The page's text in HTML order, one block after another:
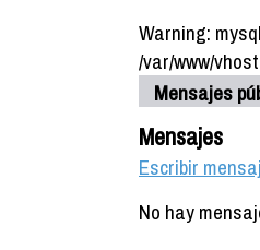
Warning:
/var/www/
Mensajes
Mensajes
Escribir
No hay